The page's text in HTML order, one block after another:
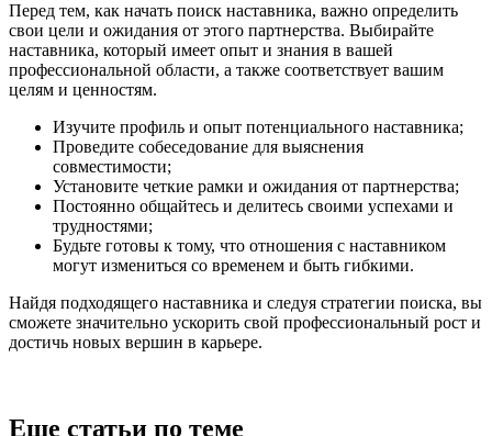
Перед тем, как начать поиск наставника, важно определить
свои цели и ожидания от этого партнерства. Выбирайте
наставника, который имеет опыт и знания в вашей
профессиональной области, а также соответствует вашим
целям и ценностям.
Изучите профиль и опыт потенциального наставника;
Проведите собеседование для выяснения
совместимости;
Установите четкие рамки и ожидания от партнерства;
Постоянно общайтесь и делитесь своими успехами и
трудностями;
Будьте готовы к тому, что отношения с наставником
могут измениться со временем и быть гибкими.
Найдя подходящего наставника и следуя стратегии поиска, вы
сможете значительно ускорить свой профессиональный рост и
достичь новых вершин в карьере.
Еще статьи по теме